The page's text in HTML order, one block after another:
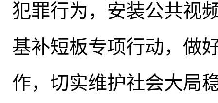
犯罪行为 ， 安装公共视
基补短板专项行动， 做
作，切实维护社会大局